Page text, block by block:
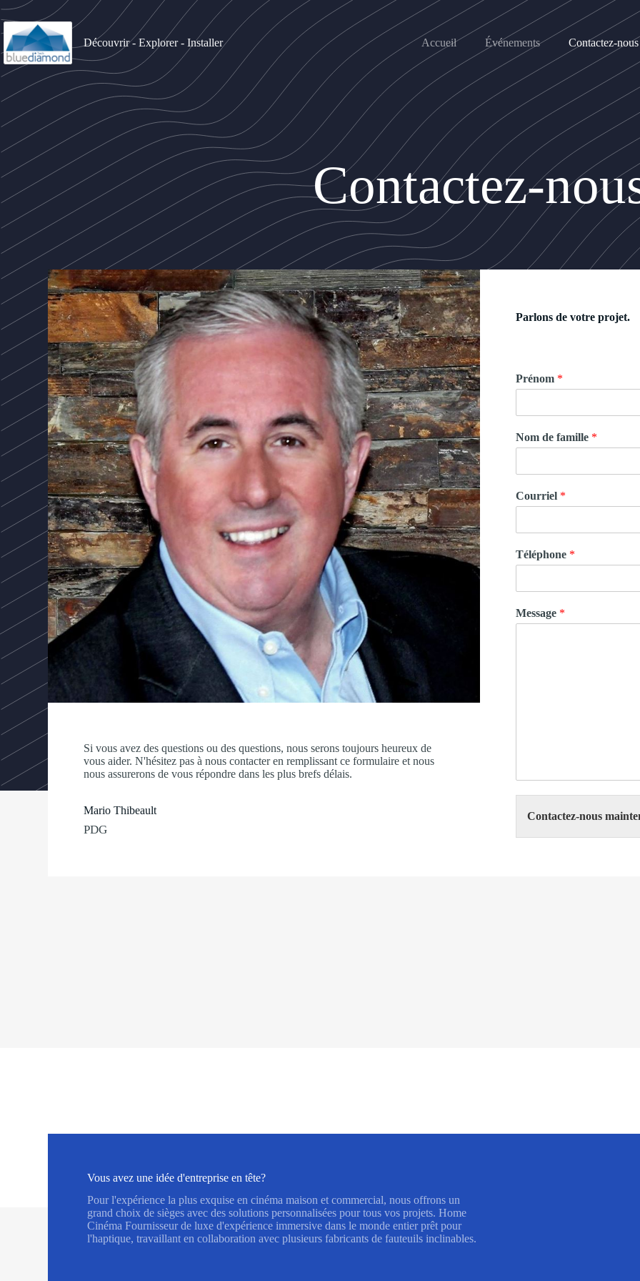
Découvrir - Explorer - Installer Accueil Événements Contactez-nous
Contactez-
Si vous avez des questions ou des questions, nous serons toujours heureux de
vous aider. N'hésitez pas à nous contacter en remplissant ce formulaire et nous
nous assurerons de vous répondre dans les plus brefs délais.
Mario Thibeault
PDG
Parlons de votre projet.
Prénom *
Nom de famille *
Courriel *
Téléphone *
Message *
Contactez-nous
Vous avez une idée d'entreprise en tête?
Pour l'expérience la plus exquise en cinéma maison et commercial, nous offrons un
grand choix de sièges avec des solutions personnalisées pour tous vos projets. Home
Cinéma Fournisseur de luxe d'expérience immersive dans le monde entier prêt pour
l'haptique, travaillant en collaboration avec plusieurs fabricants de fauteuils inclinables.